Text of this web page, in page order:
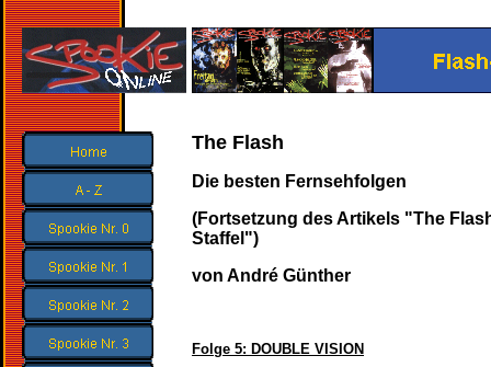
The Flash
Die besten Fernsehfolgen
(Fortsetzung des Artikels "The
Staffel")
von André Günther
Folge 5: DOUBLE VISION